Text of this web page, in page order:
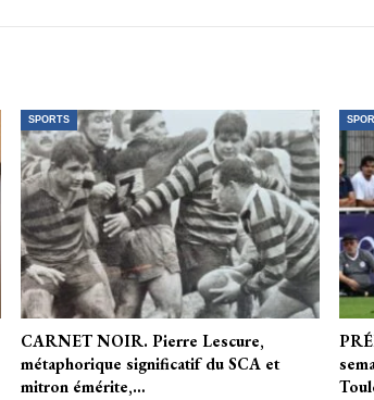
SPORTS
CARNET NOIR. Pierre Lescure,
métaphorique significatif du SCA et
mitron émérite,…